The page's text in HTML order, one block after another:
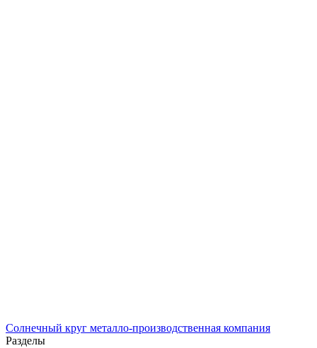
Солнечный круг металло-производственная компания
Разделы